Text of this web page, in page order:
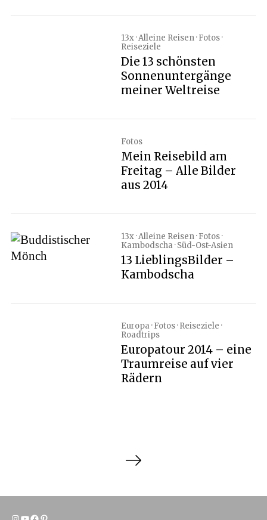
13x · Alleine Reisen · Fotos ·
Reiseziele
Die 13 schönsten
Sonnenuntergänge
meiner Weltreise
Fotos
Mein Reisebild am
Freitag – Alle Bilder
aus 2014
13x · Alleine Reisen · Fotos ·
Kambodscha · Süd-Ost-Asien
13 LieblingsBilder –
Kambodscha
Europa · Fotos · Reiseziele ·
Roadtrips
Europatour 2014 – eine
Traumreise auf vier
Rädern